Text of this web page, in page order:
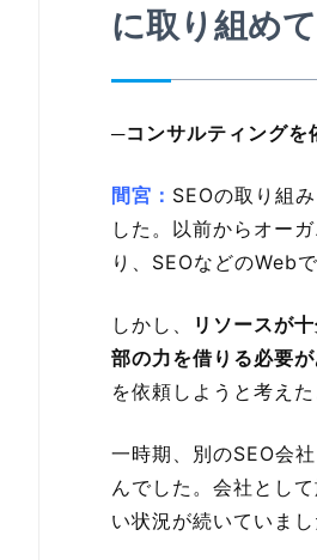
に取り組め
─コンサルティングを
間宮： SEOの取り組
した。以前からオー
り、SEOなどのWeb
しかし、
リソースが
部の力を借りる必要
を依頼しようと考えた
一時期、別のSEO会
んでした。会社とし
い状況が続いていまし